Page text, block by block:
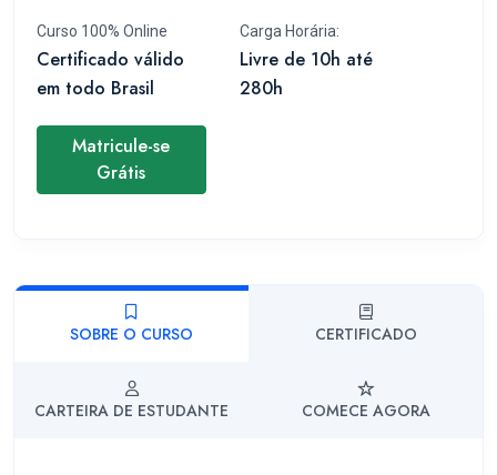
Curso 100% Online
Certificado válido
em todo Brasil
Carga Horária:
Livre de 10h até
280h
Matricule-se
Grátis
SOBRE O CURSO CERTIFICADO
CARTEIRA DE ESTUDANTE COMECE AGORA